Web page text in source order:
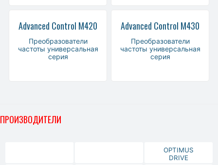
Advanced Control M420
Преобразователи
частоты универсальная
серия
Advanced Control M430
Преобразователи
частоты универсальная
серия
ПРОИЗВОДИТЕЛИ
OPTIMUS
DRIVE